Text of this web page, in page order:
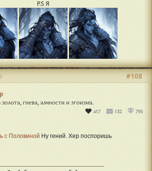
P.S Я
гнева, алчности и эгоизма.
417 132 795
#108
с Половиной Ну гений. Хер поспоришь